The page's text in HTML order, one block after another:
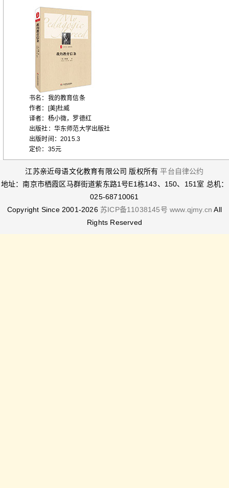
书名：我的教育信条
作者：[美]杜威
译者：杨小微，罗德红
出版社：华东师范大学出版社
出版时间：2015.3
定价：35元
江苏亲近母语文化教育有限公司 版权所有平台自律公约
地址：南京市栖霞区马群街道紫东路1号E1栋143、150、151室 总机：
025-68710061
Copyright Since 2001-2026 苏ICP备11038145号 www.qjmy.cn All
Rights Reserved